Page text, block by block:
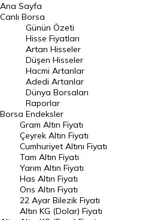
BIST 100 Hisseleri
En Çok Artan Hisseler
En Çok Düşen Hisseler
Hacmi Artanlar
Geçmiş Kapanışlar
Dünya Borsaları
Raporlar
Endeksler
DÖVİZ
Döviz Kuru
Dolar Kuru
Ana Sayfa
Canlı Borsa
Borsa
Günün Özeti
Hisse Fiyatları
Artan Hisseler
Düşen Hisseler
Hacmi Artanlar
Adedi Artanlar
Dünya Borsaları
Raporlar
Endeksler
Gram Altın Fiyatı
Çeyrek Altın Fiyatı
Cumhuriyet Altını Fiyatı
Tam Altın Fiyatı
Yarım Altın Fiyatı
Has Altın Fiyatı
Ons Altın Fiyatı
22 Ayar Bilezik Fiyatı
Altın KG (Dolar) Fiyatı